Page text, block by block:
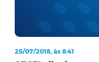
25/07/2018, às 8:41